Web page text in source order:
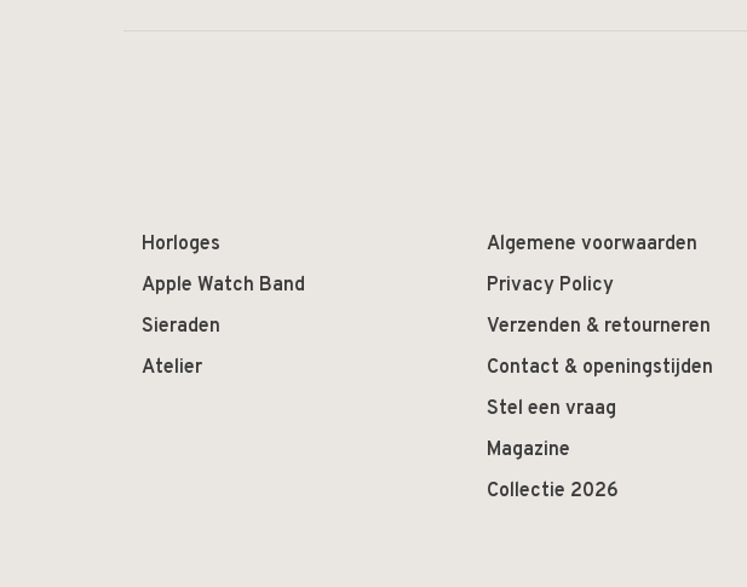
Horloges
Apple Watch Band
Sieraden
Atelier
Algemene voorwaarden
Privacy Policy
Verzenden & retourneren
Contact & openingstijden
Stel een vraag
Magazine
Collectie 2026